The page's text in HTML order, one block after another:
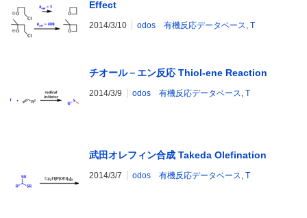
Effect
2014/3/10 odos 有機反応データベース, T
チオール－エン反応 Thiol-ene Reaction
2014/3/9 odos 有機反応データベース, T
武田オレフィン合成 Takeda Olefination
2014/3/7 odos 有機反応データベース, T